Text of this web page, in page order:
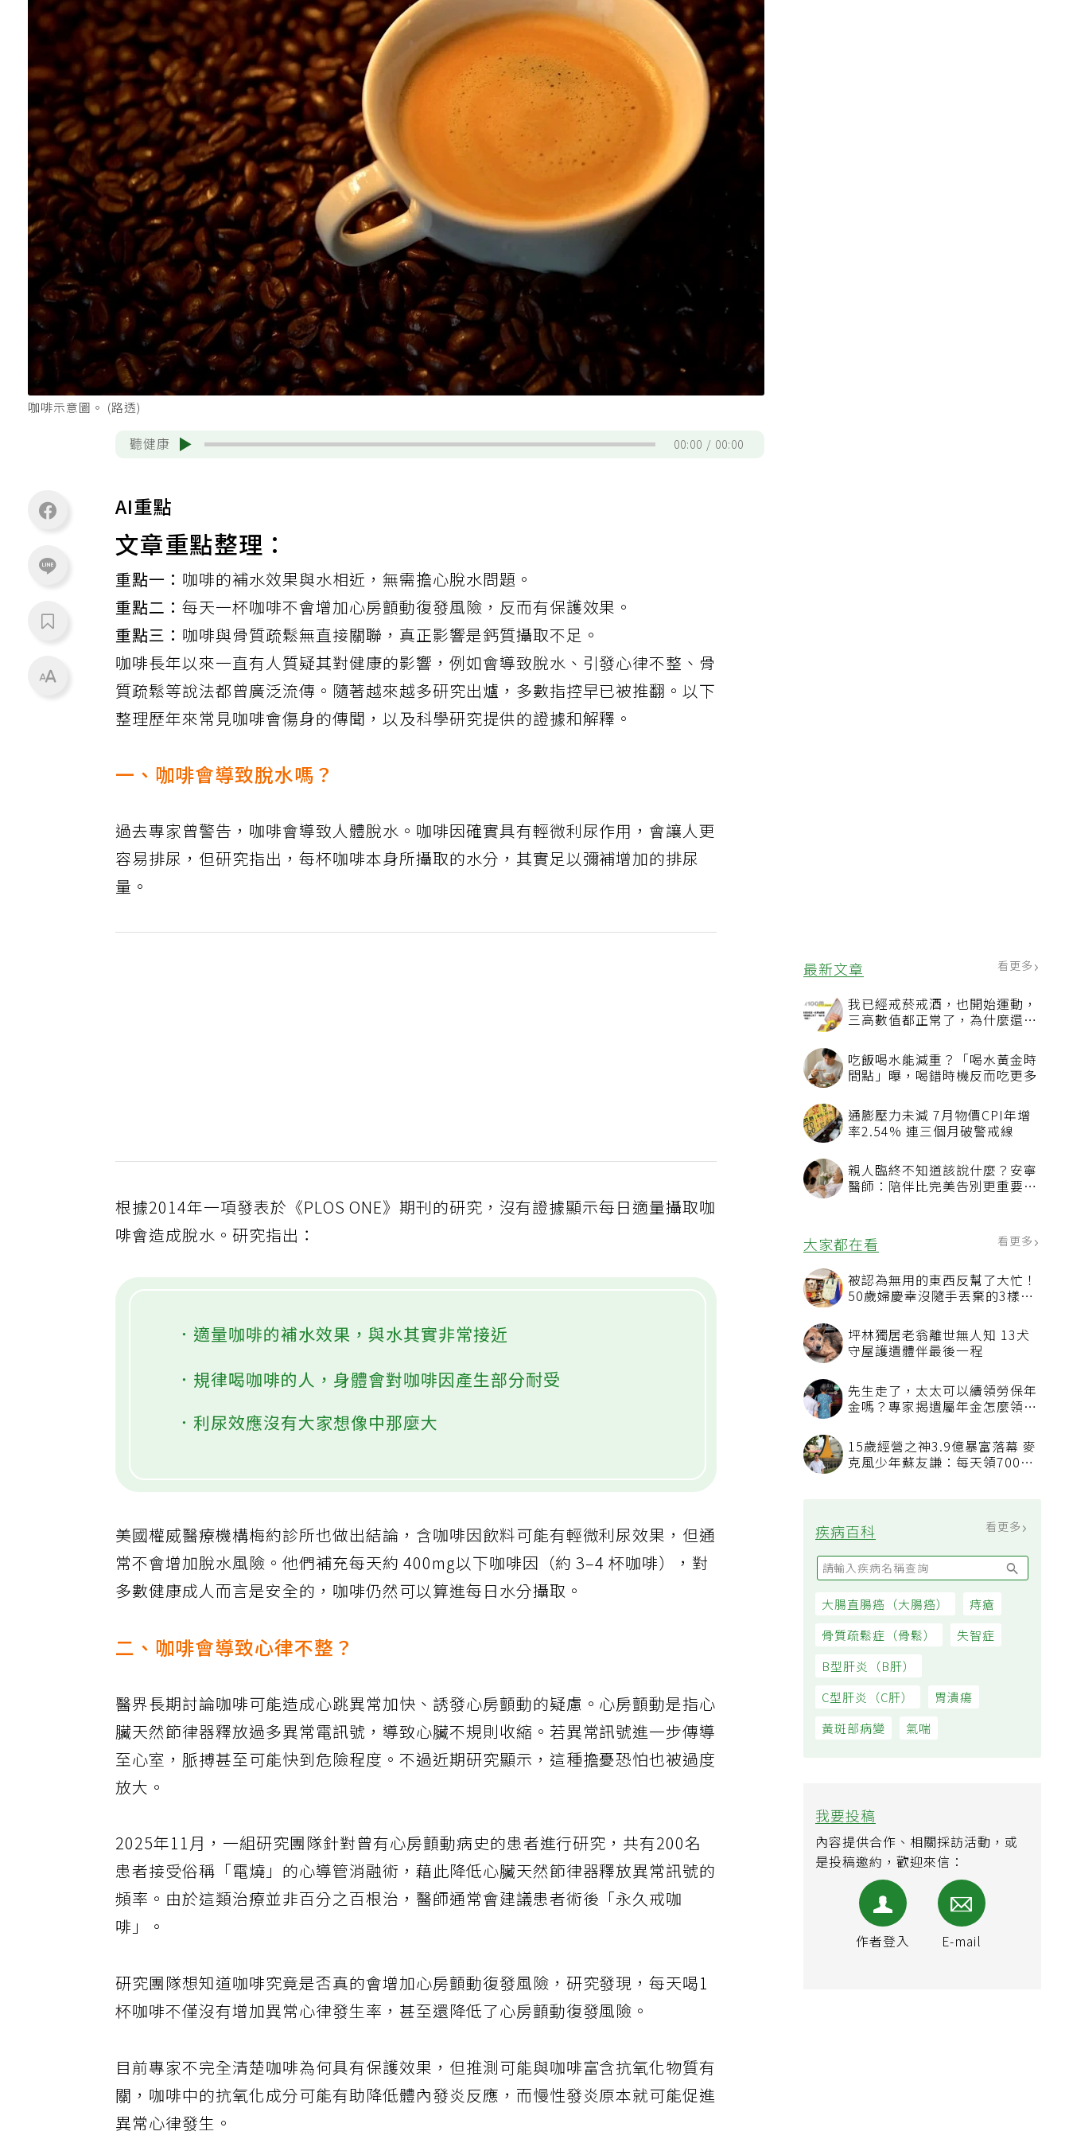
最新文章 看更多
我已經戒菸戒酒，也開始運動，
三高數值都正常了，為什麼還不
吃飯喝水能減重？「喝水黃金時
間點」曝，喝錯時機反而吃更多
通膨壓力未減 7月物價CPI年增
率2.54% 連三個月破警戒線
親人臨終不知道該說什麼？安寧
醫師：陪伴比完美告別更重要，
大家都在看 看更多
被認為無用的東西反幫了大忙！
50歲婦慶幸沒隨手丟棄的3樣物
坪林獨居老翁離世無人知 13犬
守屋護遺體伴最後一程
先生走了，太太可以續領勞保年
金嗎？專家揭遺屬年金怎麼領，
15歲經營之神3.9億暴富落幕 麥
克風少年蘇友謙：每天領700元
疾病百科
大腸直腸癌（大腸癌） 痔瘡
骨質疏鬆症（骨鬆） 失智症
B型肝炎（B肝）
C型肝炎（C肝）
黃斑部病變
我要投稿
內容提供合作、相關採訪活動，或
是投稿邀約，歡迎來信：
咖啡示意圖。 (路透)
聽健康 00:00 00:00
AI重點
文章重點整理：
重點一： 咖啡的補水效果與水相近，無需擔心脫水問題。
重點二：每天一杯咖啡不會增加心房顫動復發風險，反而有保護效果。
重點三： 咖啡與骨質疏鬆無直接關聯，真正影響是鈣質攝取不足。
咖啡長年以來一直有人質疑其對健康的影響，例如會導致脫水、引發心律不整、骨
質疏鬆等說法都曾廣泛流傳。隨著越來越多研究出爐，多數指控早已被推翻。以下
整理歷年來常見咖啡會傷身的傳聞，以及科學研究提供的證據和解釋。
一、咖啡會導致脫水嗎？
過去專家曾警告，咖啡會導致人體脫水。咖啡因確實具有輕微利尿作用，會讓人更
容易排尿，但研究指出，每杯咖啡本身所攝取的水分，其實足以彌補增加的排尿
量。
根據2014年一項發表於《PLOS ONE》期刊的研究，沒有證據顯示每日適量攝取咖
啡會造成脫水。研究指出：
．適量咖啡的補水效果，與水其實非常接近
．規律喝咖啡的人，身體會對咖啡因產生部分耐受
．利尿效應沒有大家想像中那麼大
美國權威醫療機構梅約診所也做出結論，含咖啡因飲料可能有輕微利尿效果，但通
常不會增加脫水風險。他們補充每天約 400mg以下咖啡因（約 3–4 杯咖啡），對
多數健康成人而言是安全的，咖啡仍然可以算進每日水分攝取。
二、咖啡會導致心律不整？
醫界長期討論咖啡可能造成心跳異常加快、誘發心房顫動的疑慮。心房顫動是指心
臟天然節律器釋放過多異常電訊號，導致心臟不規則收縮。若異常訊號進一步傳導
至心室，脈搏甚至可能快到危險程度。不過近期研究顯示，這種擔憂恐怕也被過度
放大。
2025年11月，一組研究團隊針對曾有心房顫動病史的患者進行研究，共有200名
患者接受俗稱「電燒」的心導管消融術，藉此降低心臟天然節律器釋放異常訊號的
頻率。由於這類治療並非百分之百根治，醫師通常會建議患者術後「永久戒咖
啡」。
研究團隊想知道咖啡究竟是否真的會增加心房顫動復發風險，研究發現，每天喝1
杯咖啡不僅沒有增加異常心律發生率，甚至還降低了心房顫動復發風險。
目前專家不完全清楚咖啡為何具有保護效果，但推測可能與咖啡富含抗氧化物質有
關，咖啡中的抗氧化成分可能有助降低體內發炎反應，而慢性發炎原本就可能促進